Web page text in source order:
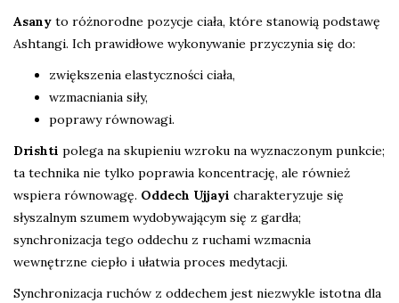
Asany to różnorodne pozycje ciała, które stanowią podstawę
Ashtangi. Ich prawidłowe wykonywanie przyczynia się do:
zwiększenia elastyczności ciała,
wzmacniania siły,
poprawy równowagi.
Drishti polega na skupieniu wzroku na wyznaczonym punkcie;
ta technika nie tylko poprawia koncentrację, ale również
wspiera równowagę. Oddech Ujjayi charakteryzuje się
słyszalnym szumem wydobywającym się z gardła;
synchronizacja tego oddechu z ruchami wzmacnia
wewnętrzne ciepło i ułatwia proces medytacji.
Synchronizacja ruchów z oddechem jest niezwykle istotna dla